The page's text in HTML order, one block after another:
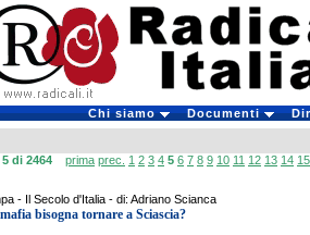
Chi siamo Documenti
5 di 2464 prima prec. 1 2 3 4 5 6 7 8 9 10 11 12 13 14 15
- Il Secolo d'Italia - di: Adriano Scianca
bisogna tornare a Sciascia?